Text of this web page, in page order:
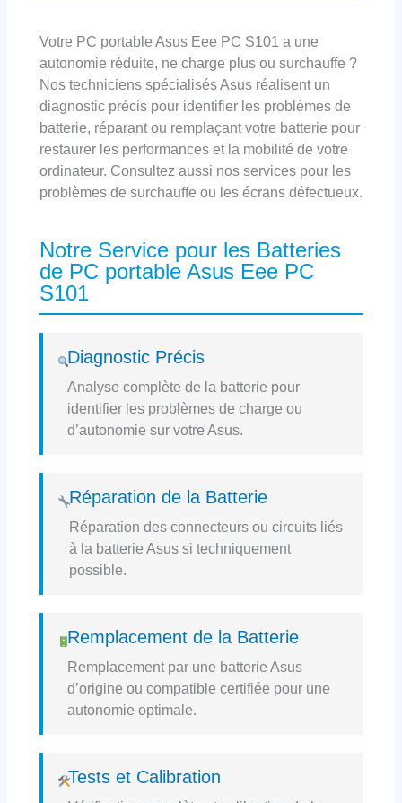
Votre PC portable Asus Eee PC S101 a une
autonomie réduite, ne charge plus ou surchauffe ?
Nos techniciens spécialisés Asus réalisent un
diagnostic précis pour identifier les problèmes de
batterie, réparant ou remplaçant votre batterie pour
restaurer les performances et la mobilité de votre
ordinateur. Consultez aussi nos services pour les
problèmes de surchauffe ou les écrans défectueux.
Notre Service pour les Batteries
de PC portable Asus Eee PC
S101
Diagnostic Précis
Analyse complète de la batterie pour
identifier les problèmes de charge ou
d’autonomie sur votre Asus.
Réparation de la Batterie
Réparation des connecteurs ou circuits liés
à la batterie Asus si techniquement
possible.
Remplacement de la Batterie
Remplacement par une batterie Asus
d’origine ou compatible certifiée pour une
autonomie optimale.
Tests et Calibration